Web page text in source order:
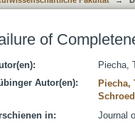
of
Piecha,
Autor(en):
Piecha,
in:
Journal